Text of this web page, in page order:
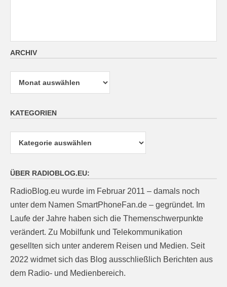
ARCHIV
Archiv
KATEGORIEN
ÜBER RADIOBLOG.EU:
RadioBlog.eu wurde im Februar 2011 – damals noch
unter dem Namen SmartPhoneFan.de – gegründet. Im
Laufe der Jahre haben sich die Themenschwerpunkte
verändert. Zu Mobilfunk und Telekommunikation
gesellten sich unter anderem Reisen und Medien. Seit
2022 widmet sich das Blog ausschließlich Berichten aus
dem Radio- und Medienbereich.